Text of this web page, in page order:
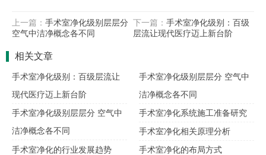
上一篇： 手术室净化级别层层分
空气中洁净概念各不同
下一篇： 手术室净化级别：百级
层流让现代医疗迈上新台阶
相关文章
手术室净化级别：百级层流让
现代医疗迈上新台阶
手术室净化级别层层分 空气中
洁净概念各不同
手术室净化级别层层分 空气中
洁净概念各不同
手术室净化系统施工准备研究
手术室净化相关原理分析
手术室净化的行业发展趋势
手术室净化的布局方式